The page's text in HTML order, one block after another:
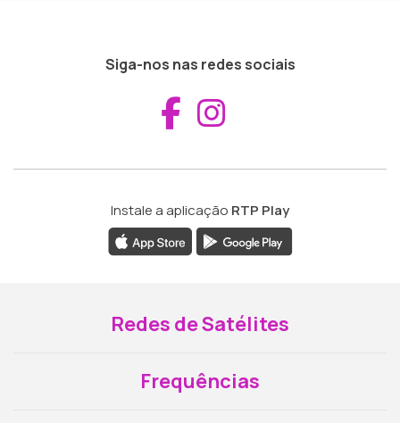
Siga-nos nas redes sociais
Aceder ao
Instale a aplicação RTP Play
Redes de Satélites
Frequências